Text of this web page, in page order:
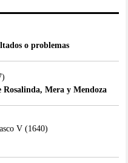
o problemas
Mera y Mendoza
V(1640)